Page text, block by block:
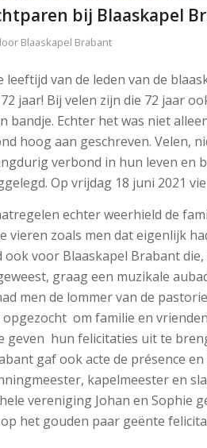
bij Blaaskapel
Blaaskapel Brabant
leeftijd van de leden van de
jaar! Bij velen zijn die 72 jaar
bandje. Echter het was niet
hoog aan geschreven. Velen,
verbond in hun leven en
Op vrijdag 18 juni 2021
echter weerhield de
vieren zoals men dat eigenlijk
ook voor Blaaskapel Brabant
graag een muzikale
men de lommer van de
opgezocht om familie en
geven hun felicitaties uit te
gaf ook acte de présence
kapelmeester en
vereniging Johan en Sophie
het gouden paar geënte